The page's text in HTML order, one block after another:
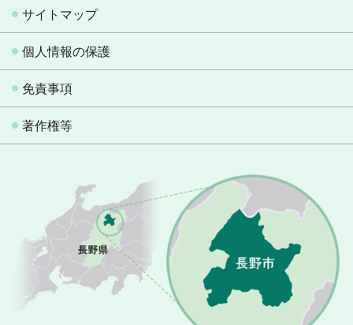
サイトマップ
個人情報の保護
免責事項
著作権等